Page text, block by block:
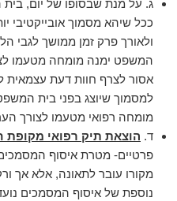
ג. על מנת שבסופו של יום,
ככל שיהא מסמוך אובייקטיבי
ולאורך פרק זמן ממושך לגבי
המשפט ימנה מומחה מטעמו
אסור לצרף חוות דעת
למסמוך שיוצג בפני בית
מומחה רפואי מטעמו לצורך
ד. הוצאת תיק רפואי מקופת
פרטיים- מטרת איסוף המסמכים
מקורו עובר לתאונה, אלא אך
נוספת של איסוף המסמכים